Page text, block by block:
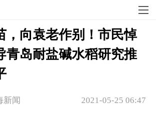
，向袁老作别！市民悼
青岛耐盐碱水稻研究推
2021-05-25 06:47
新闻